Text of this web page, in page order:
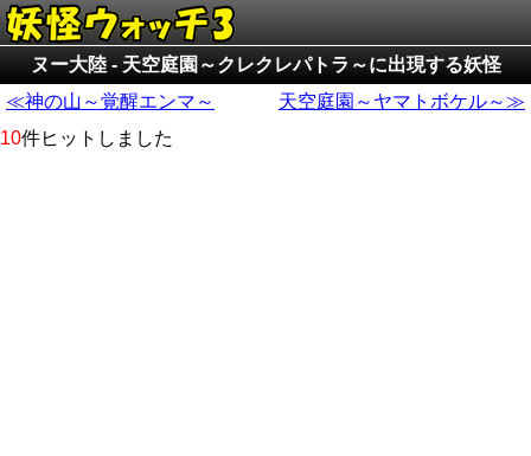
ヌー大陸 - 天空庭園～クレクレパトラ～に出現する妖怪
≪神の山～覚醒エンマ～
天空庭園～ヤマトボケル～≫
10件ヒットしました